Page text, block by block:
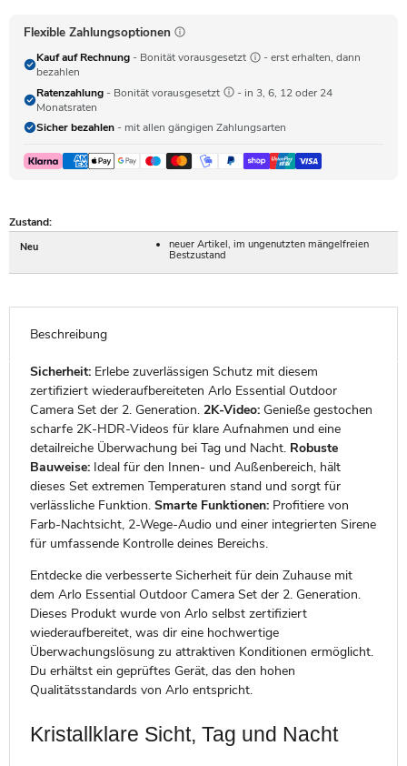
Flexible Zahlungsoptionen
Kauf auf Rechnung - Bonität vorausgesetzt
- erst erhalten, dann
bezahlen
Ratenzahlung - Bonität vorausgesetzt
- in 3, 6, 12 oder 24
Monatsraten
Sicher bezahlen - mit allen gängigen Zahlungsarten
Zustand:
Neu
neuer Artikel, im ungenutzten mängelfreien
Bestzustand
Beschreibung
Sicherheit:Erlebe zuverlässigen Schutz mit diesem
zertifiziert wiederaufbereiteten Arlo Essential Outdoor
Camera Set der 2. Generation. 2K-Video:Genieße gestochen
scharfe 2K-HDR-Videos für klare Aufnahmen und eine
detailreiche Überwachung bei Tag und Nacht. Robuste
Bauweise:Ideal für den Innen- und Außenbereich, hält
dieses Set extremen Temperaturen stand und sorgt für
verlässliche Funktion. Smarte Funktionen:Profitiere von
Farb-Nachtsicht, 2-Wege-Audio und einer integrierten Sirene
für umfassende Kontrolle deines Bereichs.
Entdecke die verbesserte Sicherheit für dein Zuhause mit
dem Arlo Essential Outdoor Camera Set der 2. Generation.
Dieses Produkt wurde von Arlo selbst zertifiziert
wiederaufbereitet, was dir eine hochwertige
Überwachungslösung zu attraktiven Konditionen ermöglicht.
Du erhältst ein geprüftes Gerät, das den hohen
Qualitätsstandards von Arlo entspricht.
Kristallklare Sicht, Tag und Nacht